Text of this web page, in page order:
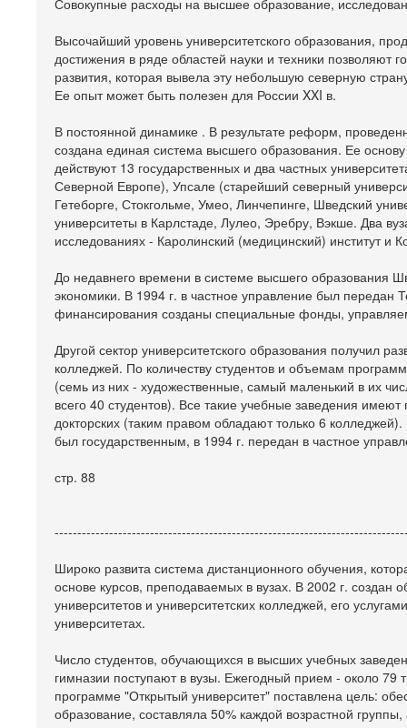
Совокупные расходы на высшее образование,
Высочайший уровень университетского образования,
достижения в ряде областей науки и техники позволяют
развития, которая вывела эту небольшую северную
Ее опыт может быть полезен для России XXI в.
В постоянной динамике . В результате реформ,
создана единая система высшего образования. Ее
действуют 13 государственных и два частных
Северной Европе), Упсале (старейший северный
Гетеборге, Стокгольме, Умео, Линчепинге, Шведский
университеты в Карлстаде, Лулео, Эребру, Вэкше. Два
исследованиях - Каролинский (медицинский) институт и
До недавнего времени в системе высшего образования
экономики. В 1994 г. в частное управление был передан
финансирования созданы специальные фонды,
Другой сектор университетского образования получил
колледжей. По количеству студентов и объемам
(семь из них - художественные, самый маленький в их
всего 40 студентов). Все такие учебные заведения
докторских (таким правом обладают только 6
был государственным, в 1994 г. передан в частное
стр. 88
Широко развита система дистанционного обучения,
основе курсов, преподаваемых в вузах. В 2002 г.
университетов и университетских колледжей, его
университетах.
Число студентов, обучающихся в высших учебных
гимназии поступают в вузы. Ежегодный прием - около
программе "Открытый университет" поставлена цель:
образование, составляла 50% каждой возрастной